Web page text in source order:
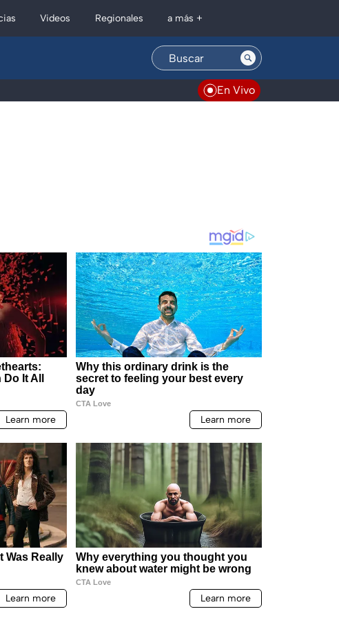
Videos Regionales a más +
En Vivo